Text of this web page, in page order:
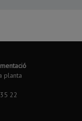
planta
22